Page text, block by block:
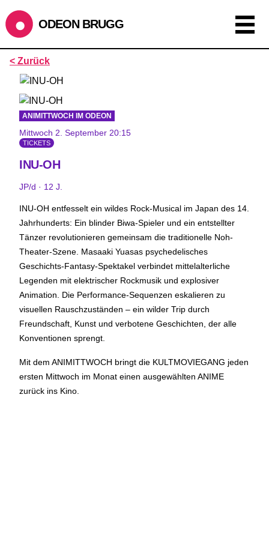
ODEON BRUGG
Anzeigen als:
ÖFFNUNGSZEITEN
während demODEONAirim
Barbetrieb im Geissenschachen ab 18 Uhr bis Filmbeginn
Filmstart um 21.30 Uhr
Mittwoch geschlossen
SOMMERÖFFNUNGSZEITEN
CINEMA2.7. bis 1.9. geschlossen
BÜHNE2.7. bis 3.9. geschlossen
ZMITTAG2.7. bis 9.8. geschlossen
BAR+BISTRO10.7. bis 1.8. findet ihr unsere Bar ab 18
Uhr im Geissenschachen
ab dem 10.8. sind wir wieder im Haus und freuen uns auf
STADTFEST BRUGG
während demStadtfest Brugg
< Zurück
ANIMITTWOCH IM ODEON
Mittwoch 2. September 20:15
TICKETS
INU-OH
JP/d · 12 J.
INU-OH entfesselt ein wildes Rock-Musical im Japan des 14.
Jahrhunderts: Ein blinder Biwa-Spieler und ein entstellter
Tänzer revolutionieren gemeinsam die traditionelle Noh-
Theater-Szene. Masaaki Yuasas psychedelisches
Geschichts-Fantasy-Spektakel verbindet mittelalterliche
Legenden mit elektrischer Rockmusik und explosiver
Animation. Die Performance-Sequenzen eskalieren zu
visuellen Rauschzuständen – ein wilder Trip durch
Freundschaft, Kunst und verbotene Geschichten, der alle
Konventionen sprengt.
Mit dem ANIMITTWOCH bringt die KULTMOVIEGANG jeden
ersten Mittwoch im Monat einen ausgewählten ANIME
zurück ins Kino.